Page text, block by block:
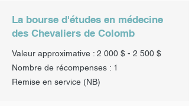
La bourse d'études en médecine
des Chevaliers de Colomb
Valeur approximative : 2 000 $ - 2 500 $
Nombre de récompenses : 1
Remise en service (NB)